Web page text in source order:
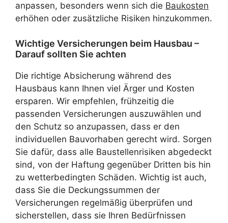
anpassen, besonders wenn sich die Baukosten
erhöhen oder zusätzliche Risiken hinzukommen.
Wichtige Versicherungen beim Hausbau –
Darauf sollten Sie achten
Die richtige Absicherung während des
Hausbaus kann Ihnen viel Ärger und Kosten
ersparen. Wir empfehlen, frühzeitig die
passenden Versicherungen auszuwählen und
den Schutz so anzupassen, dass er den
individuellen Bauvorhaben gerecht wird. Sorgen
Sie dafür, dass alle Baustellenrisiken abgedeckt
sind, von der Haftung gegenüber Dritten bis hin
zu wetterbedingten Schäden. Wichtig ist auch,
dass Sie die Deckungssummen der
Versicherungen regelmäßig überprüfen und
sicherstellen, dass sie Ihren Bedürfnissen